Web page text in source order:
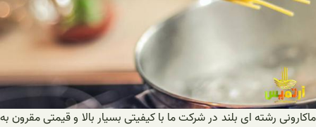
ماکارونی رشته ای بلند در شرکت ما با کیفیتی بسیار بالا و قیمتی مقرون به